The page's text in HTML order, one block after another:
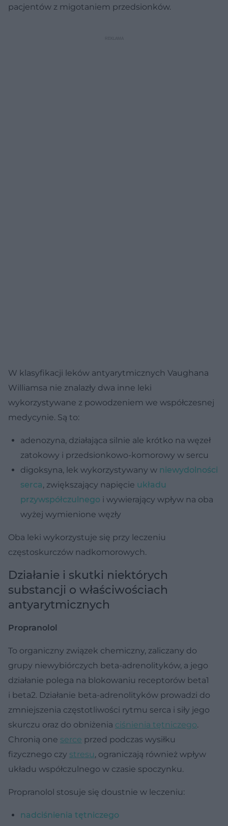
pacjentów z migotaniem przedsionków.
W klasyfikacji leków antyarytmicznych Vaughana
Williamsa nie znalazły dwa inne leki
wykorzystywane z powodzeniem we współczesnej
medycynie. Są to:
adenozyna, działająca silnie ale krótko na węzeł
zatokowy i przedsionkowo-komorowy w sercu
digoksyna, lek wykorzystywany w niewydolności
serca, zwiększający napięcie układu
przywspółczulnego i wywierający wpływ na oba
wyżej wymienione węzły
Oba leki wykorzystuje się przy leczeniu
częstoskurczów nadkomorowych.
Działanie i skutki niektórych
substancji o właściwościach
antyarytmicznych
Propranolol
To organiczny związek chemiczny, zaliczany do
grupy niewybiórczych beta-adrenolityków, a jego
działanie polega na blokowaniu receptorów beta1
i beta2. Działanie beta-adrenolityków prowadzi do
zmniejszenia częstotliwości rytmu serca i siły jego
skurczu oraz do obniżenia ciśnienia tętniczego.
Chronią one serce przed podczas wysiłku
fizycznego czy stresu, ograniczają również wpływ
układu współczulnego w czasie spoczynku.
Propranolol stosuje się doustnie w leczeniu:
nadciśnienia tętniczego